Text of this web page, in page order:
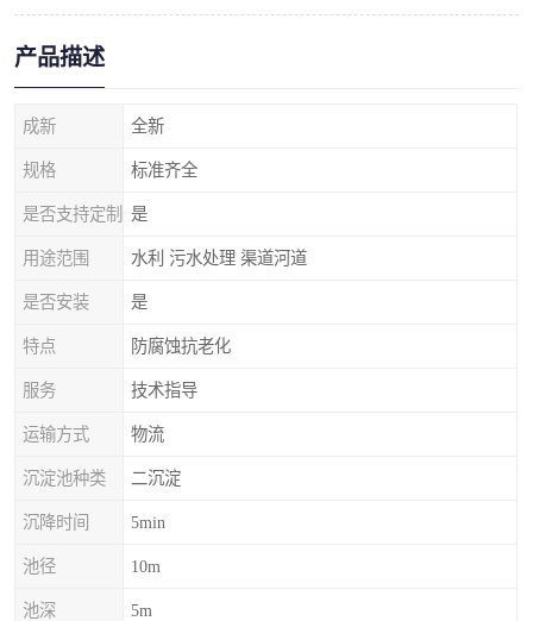
产品描述
成新 全新
规格 标准齐全
是否支持定制 是
用途范围 水利 污水处理 渠道河道
是否安装 是
特点 防腐蚀抗老化
服务 技术指导
运输方式 物流
沉淀池种类 二沉淀
沉降时间 5min
池径 10m
池深 5m